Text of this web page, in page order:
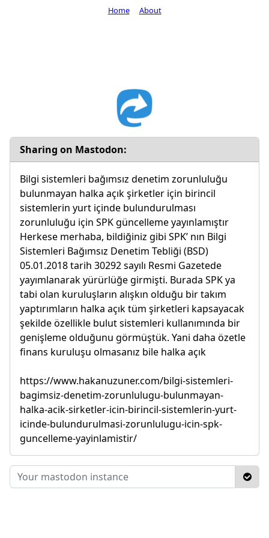
Sharing on Mastodon:
Bilgi sistemleri bağımsız denetim zorunluluğu
bulunmayan halka açık şirketler için birincil
sistemlerin yurt içinde bulundurulması
zorunluluğu için SPK güncelleme yayınlamıştır
Herkese merhaba, bildiğiniz gibi SPK’ nın Bilgi
Sistemleri Bağımsız Denetim Tebliği (BSD)
05.01.2018 tarih 30292 sayılı Resmi Gazetede
yayımlanarak yürürlüğe girmişti. Burada SPK ya
tabi olan kuruluşların alışkın olduğu bir takım
yaptırımların halka açık tüm şirketleri kapsayacak
şekilde özellikle bulut sistemleri kullanımında bir
genişleme olduğunu görmüştük. Yani daha özetle
finans kuruluşu olmasanız bile halka açık
https://www.hakanuzuner.com/bilgi-sistemleri-
bagimsiz-denetim-zorunlulugu-bulunmayan-
halka-acik-sirketler-icin-birincil-sistemlerin-yurt-
icinde-bulundurulmasi-zorunlulugu-icin-spk-
guncelleme-yayinlamistir/
Home About